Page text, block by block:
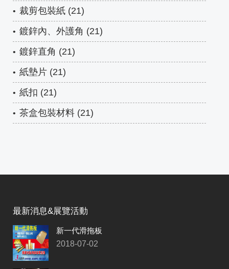
裁剪包裝紙 (21)
鍍鋅內、外護角 (21)
鍍鋅直角 (21)
紙墊片 (21)
紙扣 (21)
茶盒包裝材料 (21)
最新消息&展覽活動
新一代滑拖板
2018-07-02